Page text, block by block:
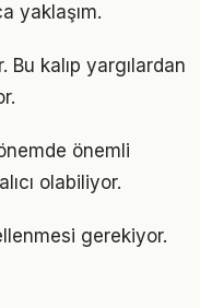
yaklaşım.
kalıp yargılardan
önemli
olabiliyor.
gerekiyor.